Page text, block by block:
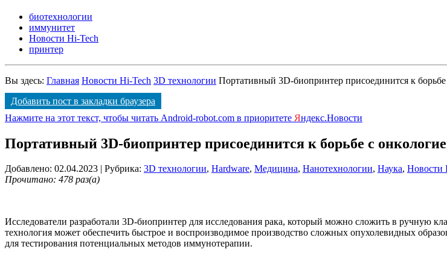
биотехнологии
иммунитет
Новости Hi-Tech
принтер
Вы здесь: Главная Новости Hi-Tech 3D технологии Портативный 3D-биопринтер присоединится к борьбе
Добавить пост в закладки браузера
Нажмите на этот текст, чтобы читать Android-robot.com в приоритете Яндекс.Новости
Портативный 3D-биопринтер присоединится к борьбе с
Добавлено: 02.04.2023 | Рубрика: 3D технологии, Hardware, Медицина, Нанотехнологии, Наука, Новости
Прочитано: 478 раз(а)
Исследователи разработали 3D-биопринтер для исследования рака, который можно сложить в ручную
технология может обеспечить быстрое и воспроизводимое производство сложных опухолевидных
для тестирования потенциальных методов иммунотерапии.